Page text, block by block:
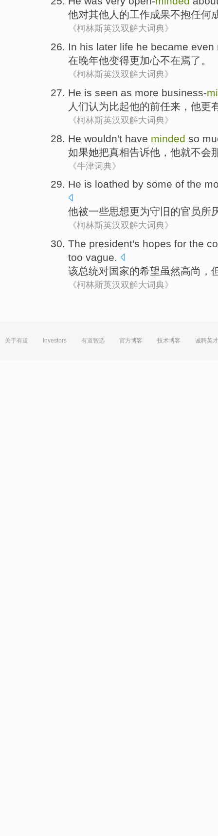
他对其他人 的工作成果不抱任何
《柯林斯英汉双解大词典》
In his later life he became even
在晚年他变得更加心不在焉了 。
《柯林斯英汉双解大词典》
He is seen as more business-
人们认为 比起他的前任来， 他更
《柯林斯英汉双解大词典》
He wouldn't have minded so
如果她把真相告诉他 ， 他就不会
《牛津词典》
He is loathed by some of the
他被一些思想更为守旧 的官员所
《柯林斯英汉双解大词典》
The president's hopes for the
too vague.
该总统对国家的希望虽然高尚，
《柯林斯英汉双解大词典》
关于有道 Investors 有道智选 官方博客 技术博客 诚聘英才